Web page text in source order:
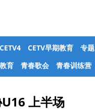
CETV4 CETV早期教育
专题
育 青春歌会 青春训练营
上半场